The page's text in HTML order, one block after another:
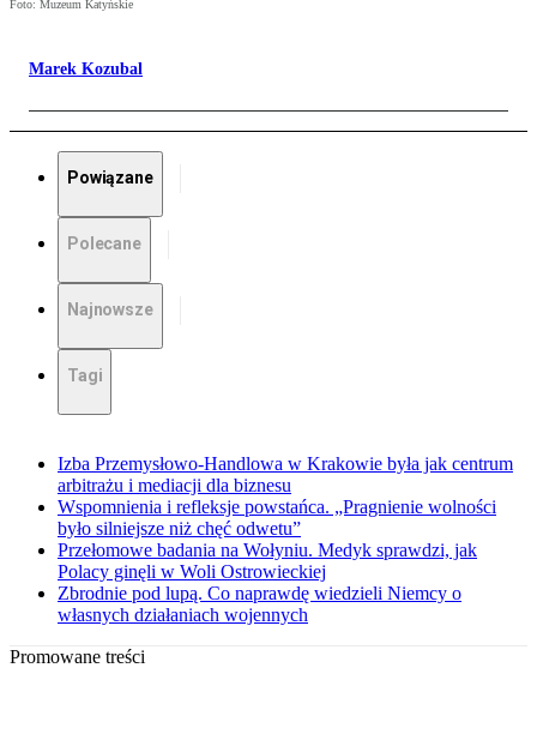
Foto: Muzeum Katyńskie
Marek Kozubal
Powiązane
Polecane
Najnowsze
Tagi
Izba Przemysłowo-Handlowa w Krakowie była jak centrum
arbitrażu i mediacji dla biznesu
Wspomnienia i refleksje powstańca. „Pragnienie wolności
było silniejsze niż chęć odwetu”
Przełomowe badania na Wołyniu. Medyk sprawdzi, jak
Polacy ginęli w Woli Ostrowieckiej
Zbrodnie pod lupą. Co naprawdę wiedzieli Niemcy o
własnych działaniach wojennych
Promowane treści